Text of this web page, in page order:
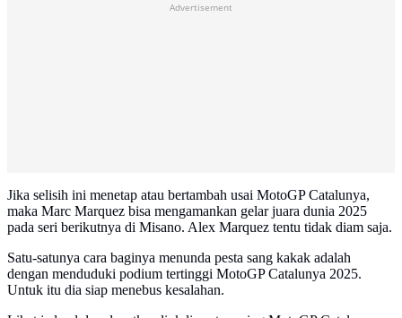
Advertisement
Jika selisih ini menetap atau bertambah usai MotoGP Catalunya,
maka Marc Marquez bisa mengamankan gelar juara dunia 2025
pada seri berikutnya di Misano. Alex Marquez tentu tidak diam saja.
Satu-satunya cara baginya menunda pesta sang kakak adalah
dengan menduduki podium tertinggi MotoGP Catalunya 2025.
Untuk itu dia siap menebus kesalahan.